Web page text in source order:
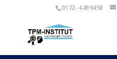
01 72 - 4 49 94 58